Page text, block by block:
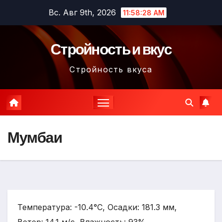
содержимому
Вс. Авг 9th, 2026 11:58:29 AM
Стройность и вкус
Стройность вкуса
Мумбаи
Температура: -10.4°C, Осадки: 181.3 мм,